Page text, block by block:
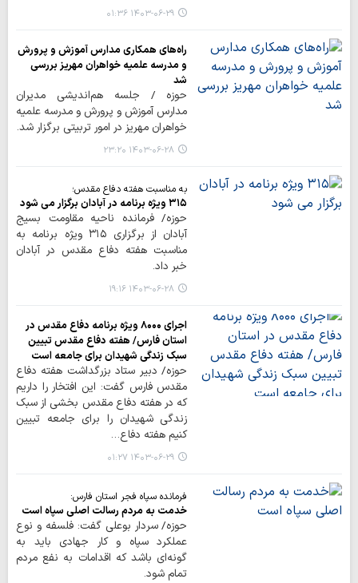
۱۴۰۳-۰۶-۲۹ ۰۱:۳۶
راه‌های همکاری مدارس آموزش و پرورش
و مدرسه علمیه خواهران مهریز بررسی
شد
حوزه / جلسه هم‌اندیشی مدیران
مدارس آموزش و پرورش و مدرسه علمیه
خواهران مهریز در امور تربیتی برگزار شد.
۱۴۰۳-۰۶-۲۸ ۲۳:۲۰
به مناسبت هفته دفاع مقدس؛
۳۱۵ ویژه برنامه در آبادان برگزار می شود
حوزه/ فرمانده ناحیه مقاومت بسیج
آبادان از برگزاری ۳۱۵ ویژه برنامه به
مناسبت هفته دفاع مقدس در آبادان
خبر داد.
۱۴۰۳-۰۶-۲۸ ۱۹:۱۶
اجرای ۸۰۰۰ ویژه برنامه دفاع مقدس در
استان فارس/ هفته دفاع مقدس تبیین
سبک زندگی شهیدان برای جامعه است
حوزه/ دبیر ستاد بزرگداشت هفته دفاع
مقدس فارس گفت: این افتخار را داریم
که در هفته دفاع مقدس بخشی از سبک
زندگی شهیدان را برای جامعه تبیین
کنیم هفته دفاع…
۱۴۰۳-۰۶-۲۹ ۰۱:۲۷
فرمانده سپاه‌ فجر استان فارس:
خدمت به مردم رسالت اصلی سپاه است
حوزه/ سردار بوعلی گفت: فلسفه و نوع
عملکرد سپاه و کار جهادی باید به
گونه‌ای باشد که اقدامات به نفع مردم
تمام شود.